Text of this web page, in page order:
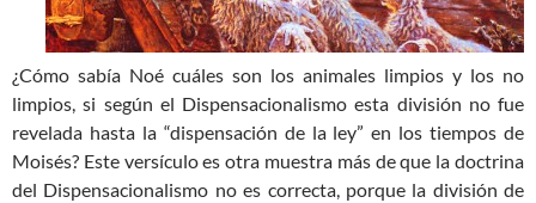
¿Cómo sabía Noé cuáles son los animales limpios y los no
limpios, si según el Dispensacionalismo esta división no fue
revelada hasta la “dispensación de la ley” en los tiempos de
Moisés? Este versículo es otra muestra más de que la doctrina
del Dispensacionalismo no es correcta, porque la división de